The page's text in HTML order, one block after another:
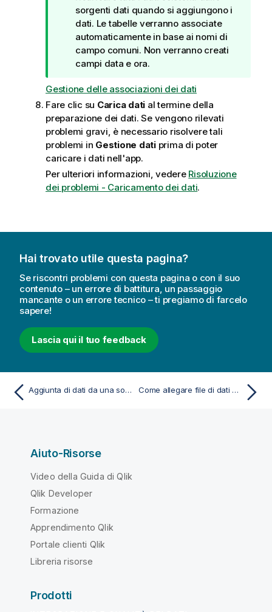
i
s
u
g
g
r
i
m
e
n
t
o
sorgenti dati quando si aggiungono i
dati. Le tabelle verranno associate
automaticamente in base ai nomi di
campo comuni. Non verranno creati
campi data e ora.
Gestione delle associazioni dei dati
Fare clic su Carica dati al termine della
preparazione dei dati. Se vengono rilevati
problemi gravi, è necessario risolvere tali
problemi in Gestione datiprima di poter
caricare i dati nell'app.
Per ulteriori informazioni, vedere Risoluzione
dei problemi - Caricamento dei dati.
Hai trovato utile questa pagina?
Se riscontri problemi con questa pagina o con il suo
contenuto – un errore di battitura, un passaggio
mancante o un errore tecnico – ti pregiamo di farcelo
sapere!
Lascia qui il tuo feedback
Aggiunta di dati da una sorgente dati esistente Come allegare file di dati e aggiungere dati all'app
Aiuto-Risorse
Video della Guida di Qlik
Qlik Developer
Formazione
Apprendimento Qlik
Portale clienti Qlik
Libreria risorse
Prodotti